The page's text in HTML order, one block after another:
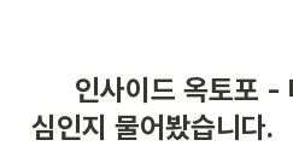
심인지 물어봤습니다.